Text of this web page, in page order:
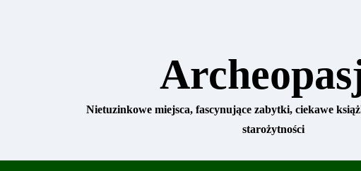
Nietuzinkowe miejsca, fascynujące zabytki, ciekawe
starożytności